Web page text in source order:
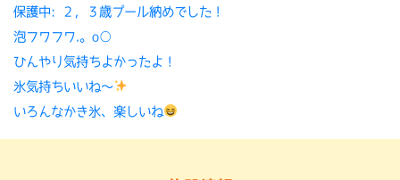
保護中: ２，３歳プール納めでした！
泡フワフワ.。o○
ひんやり気持ちよかったよ！
氷気持ちいいね〜
いろんなかき氷、楽しいね